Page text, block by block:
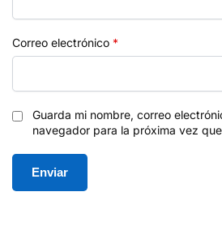
Correo electrónico *
Guarda mi nombre, correo
navegador para la próxima vez